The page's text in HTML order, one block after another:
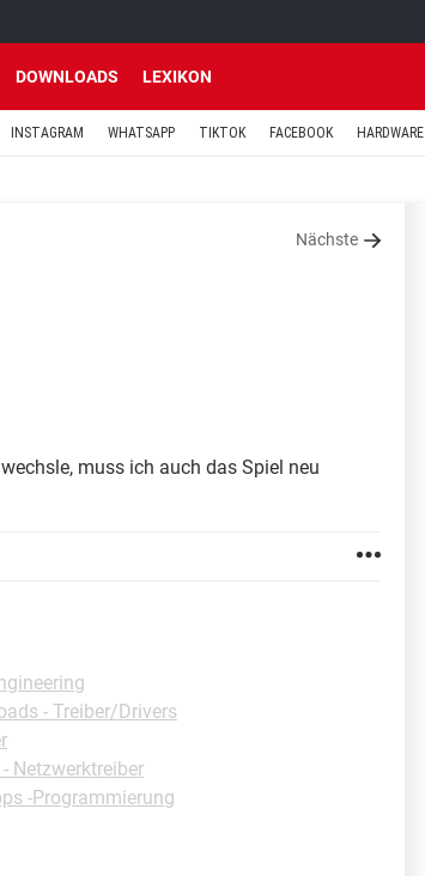
DOWNLOADS LEXIKON
INSTAGRAM WHATSAPP TIKTOK FACEBOOK HARDWARE
Nächste
muss ich auch das Spiel neu
- Treiber/Drivers
Netzwerktreiber
-Programmierung